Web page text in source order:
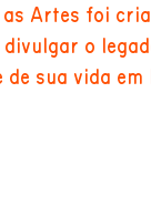
Artes foi
o
sua vida em